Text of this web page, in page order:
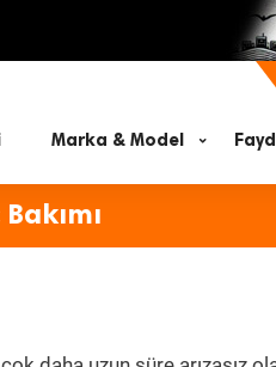
Marka & Model